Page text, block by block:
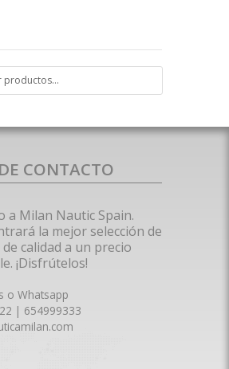
CONTACTO
a Milan Nautic Spain.
la mejor selección de
calidad a un precio
¡Disfrútelos!
o Whatsapp
| 654999333